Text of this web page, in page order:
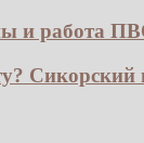
и работа
Сикорский